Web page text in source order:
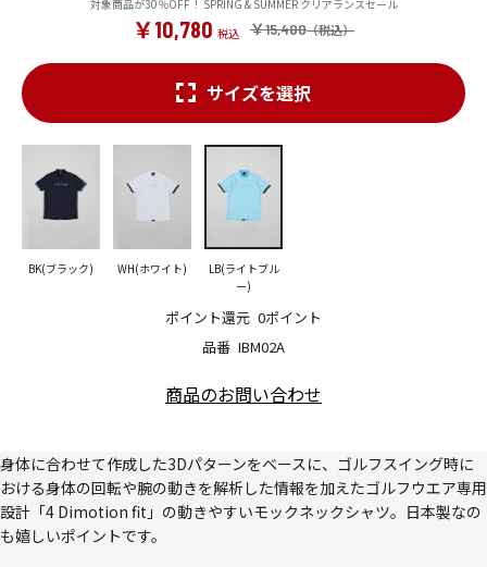
対象商品が30％OFF！ SPRING & SUMMER クリアランスセール
￥15,400
￥10,780
品番 IBM02A
ポイント還元 0ポイント
サイズを選択
BK(ブラック) WH(ホワイト)
LB(ライトブル
ー)
商品のお問い合わせ
身体に合わせて作成した3Dパターンをベースに、ゴルフスイング時に
おける身体の回転や腕の動きを解析した情報を加えたゴルフウエア専用
設計「4 Dimotion fit」の動きやすいモックネックシャツ。日本製なの
も嬉しいポイントです。